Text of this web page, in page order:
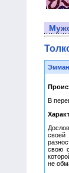
В
свою
не